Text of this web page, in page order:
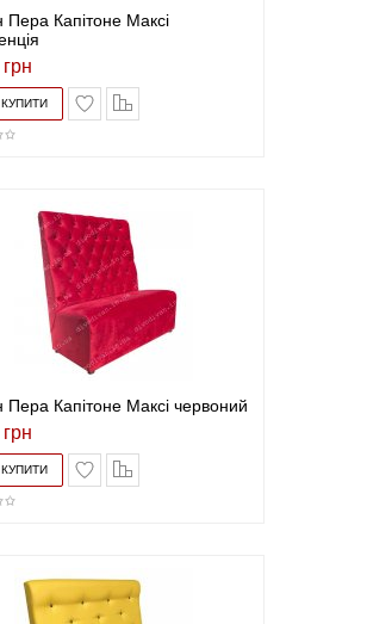
Пера Капітоне Максі
В закладки
Пера Капітоне Максі червоний
В закладки